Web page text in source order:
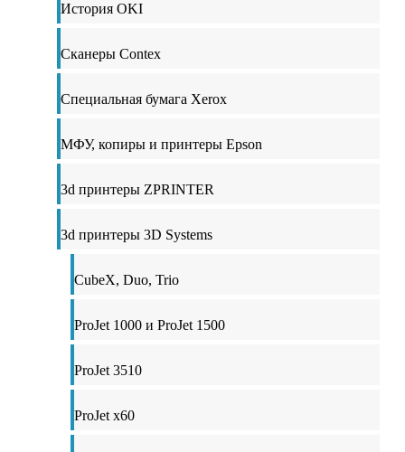
История OKI
Сканеры Contex
Специальная бумага Xerox
МФУ, копиры и принтеры Epson
3d принтеры ZPRINTER
3d принтеры 3D Systems
CubeX, Duo, Trio
ProJet 1000 и ProJet 1500
ProJet 3510
ProJet x60